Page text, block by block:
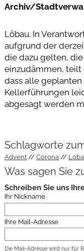
Archiv/
Löbau. In
aufgrund der
die dazu gelten,
einzudämmen, teilt
dass alle
Kellerführungen
abgesagt werden
Schlagworte
Advent Corona
Was sagen Sie
Schreiben Sie uns
Ihr Nickname
Ihre Mail-Adresse
Die Mail-Adresse wird nur für